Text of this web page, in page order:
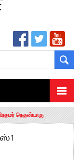
நெதன்யாகு
சி. வி.சண்முகம்
பறிப்பு
விஜய்